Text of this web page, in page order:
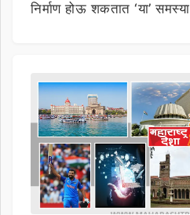
निर्माण होऊ शकतात ‘या’ समस्या